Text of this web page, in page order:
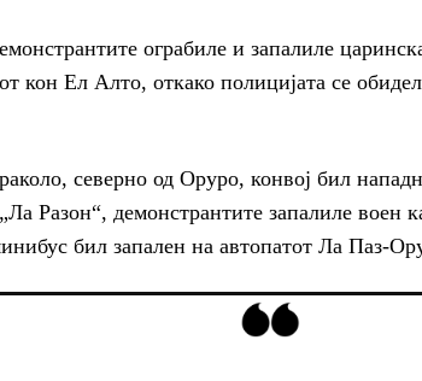
ограбиле и запалиле
кон Ел Алто, откако полицијата се
северно од Оруро, конвој бил
Разон“, демонстрантите запалиле воен
бил запален на автопатот Ла Паз-